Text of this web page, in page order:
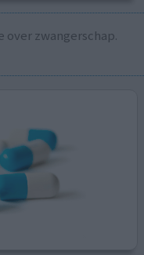
over zwangerschap.